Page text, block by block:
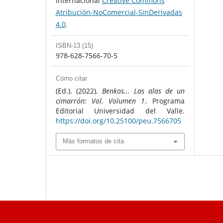
Atribución-NoComercial-SinDerivadas
4.0.
ISBN-13 (15)
978-628-7566-70-5
Cómo citar
(Ed.). (2022). Benkos... Las alas de un
cimarrón: Vol. Volumen 1. Programa
Editorial Universidad del Valle.
https://doi.org/10.25100/peu.7566705
Más formatos de cita